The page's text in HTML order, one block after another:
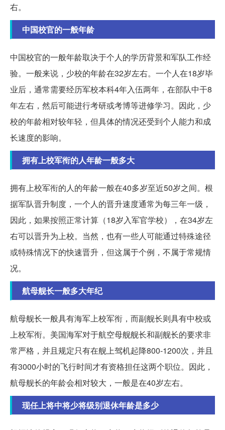
右。
中国校官的一般年龄
中国校官的一般年龄取决于个人的学历背景和军队工作经
验。一般来说，少校的年龄在32岁左右。一个人在18岁毕
业后，通常需要经历军校本科4年入伍两年，在部队中干8
年左右，然后可能进行考研或考博等进修学习。因此，少
校的年龄相对较年轻，但具体的情况还受到个人能力和成
长速度的影响。
拥有上校军衔的人年龄一般多大
拥有上校军衔的人的年龄一般在40多岁至近50岁之间。根
据军队晋升制度，一个人的晋升速度通常为每三年一级，
因此，如果按照正常计算（18岁入军官学校），在34岁左
右可以晋升为上校。当然，也有一些人可能通过特殊途径
或特殊情况下的快速晋升，但这属于个例，不属于常规情
况。
航母舰长一般多大年纪
航母舰长一般具有海军上校军衔，而副舰长则具有中校或
上校军衔。美国海军对于航空母舰舰长和副舰长的要求非
常严格，并且规定只有在舰上驾机起降800-1200次，并且
有3000小时的飞行时间才有资格担任这两个职位。因此，
航母舰长的年龄会相对较大，一般是在40岁左右。
现任上将中将少将级别退休年龄是多少